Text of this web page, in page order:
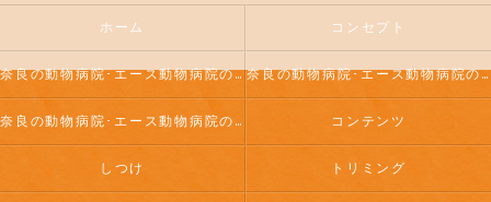
ホーム コンセプト
奈良の動物病院･エース動物病院の口コミ情報 奈良の動物病院･エース動物病院の評判
奈良の動物病院･エース動物病院のお客様の声 コンテンツ
しつけ トリミング